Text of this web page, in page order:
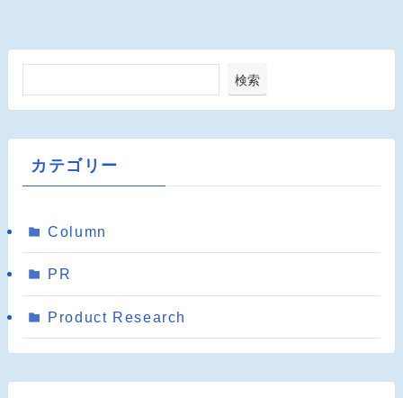
検索
カテゴリー
Column
PR
Product Research